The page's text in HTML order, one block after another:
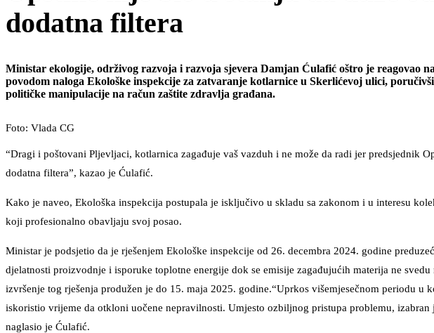
dodatna filtera
Ministar ekologije, održivog razvoja i razvoja sjevera Damjan Ćulafić oštro je reagovao
povodom naloga Ekološke inspekcije za zatvaranje kotlarnice u Skerlićevoj ulici,
političke manipulacije na račun zaštite zdravlja građana.
Foto: Vlada CG
“Dragi i poštovani Pljevljaci, kotlarnica zagađuje vaš vazduh i ne može da radi jer predsjednik
dodatna filtera”, kazao je Ćulafić.
Kako je naveo, Ekološka inspekcija postupala je isključivo u skladu sa zakonom i u interesu
koji profesionalno obavljaju svoj posao.
Ministar je podsjetio da je rješenjem Ekološke inspekcije od 26. decembra 2024. godine
djelatnosti proizvodnje i isporuke toplotne energije dok se emisije zagađujućih materija ne
izvršenje tog rješenja produžen je do 15. maja 2025. godine.“Uprkos višemjesečnom periodu
iskoristio vrijeme da otkloni uočene nepravilnosti. Umjesto ozbiljnog pristupa problemu, izabran
naglasio je Ćulafić.